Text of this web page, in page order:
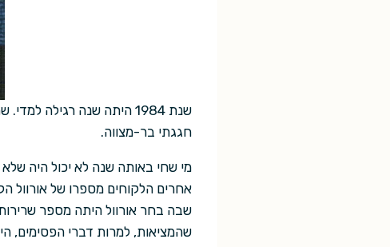
שנת 1984 היתה שנה
חגגתי בר-מצווה.
אחרים הלקוחים מספרו של אורוול
שהמציאות, למרות דברי הפסימים,